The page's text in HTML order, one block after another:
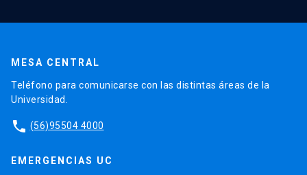
MESA CENTRAL
Teléfono para comunicarse con las distintas áreas de la
Universidad.
phone (56)95504 4000
EMERGENCIAS UC